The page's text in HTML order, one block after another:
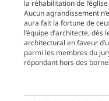
la réhabilitation de
Aucun agrandissement
aura fait la fortune de
l’équipe d’architecte,
architectural en faveur
parmi les membres du
répondant hors des